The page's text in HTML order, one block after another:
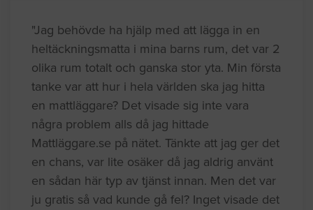
"Jag behövde ha hjälp med att lägga in en
heltäckningsmatta i mina barns rum, det var 2
olika rum totalt och ganska stor yta. Min första
tanke var att hur i hela världen ska jag hitta
en mattläggare? Det visade sig inte vara
några problem alls då jag hittade
Mattläggare.se på nätet. Tänkte att jag ger det
en chans, var lite osäker då jag aldrig använt
en sådan här typ av tjänst innan. Men det var
ju gratis så vad kunde gå fel? Inget visade det